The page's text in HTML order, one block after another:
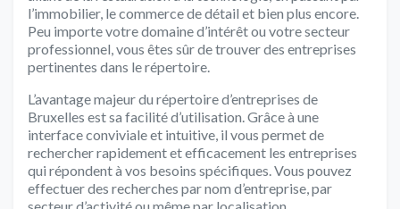
l’immobilier, le commerce de détail et bien plus encore.
Peu importe votre domaine d’intérêt ou votre secteur
professionnel, vous êtes sûr de trouver des entreprises
pertinentes dans le répertoire.
L’avantage majeur du répertoire d’entreprises de
Bruxelles est sa facilité d’utilisation. Grâce à une
interface conviviale et intuitive, il vous permet de
rechercher rapidement et efficacement les entreprises
qui répondent à vos besoins spécifiques. Vous pouvez
effectuer des recherches par nom d’entreprise, par